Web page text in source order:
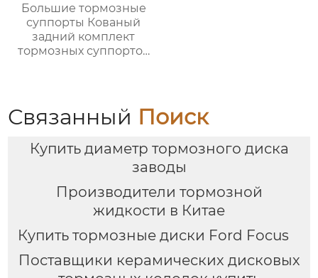
Большие тормозные
суппорты Кованый
задний комплект
тормозных суппортов
subaru ford Cadillac
Связанный Поиск
Купить диаметр тормозного диска
заводы
Производители тормозной
жидкости в Китае
Купить тормозные диски Ford Focus
Поставщики керамических дисковых